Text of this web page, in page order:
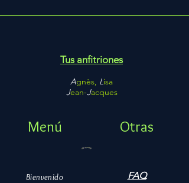
Tus anfitriones
Agnès, Lisa
Jean-Jacques
Menú Otras
Bienvenido
FAQ